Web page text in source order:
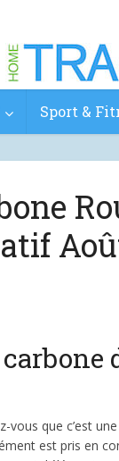
Sport &
que c’est
est pris en